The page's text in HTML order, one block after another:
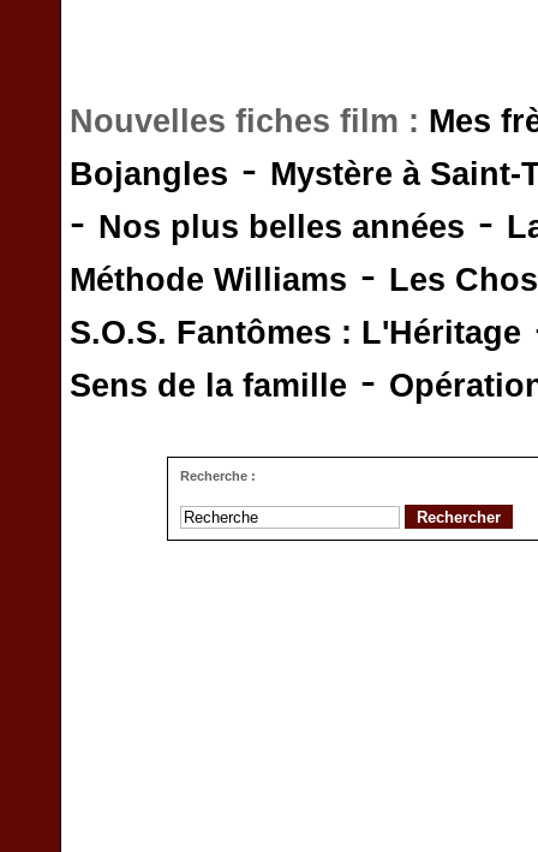
Nouvelles fiches film : Mes
Bojangles - Mystère à Saint-
- Nos plus belles années -
Méthode Williams - Les
S.O.S. Fantômes : L'Héritage
Sens de la famille -
Recherche :